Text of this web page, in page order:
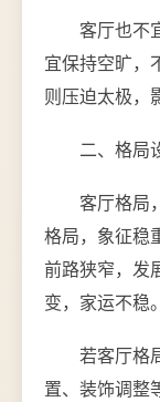
客厅也不
宜保持空旷，
则压迫太极，
二、格局
客厅格局
格局，象征稳
前路狭窄，发
变，家运不稳。
若客厅格
置、装饰调整